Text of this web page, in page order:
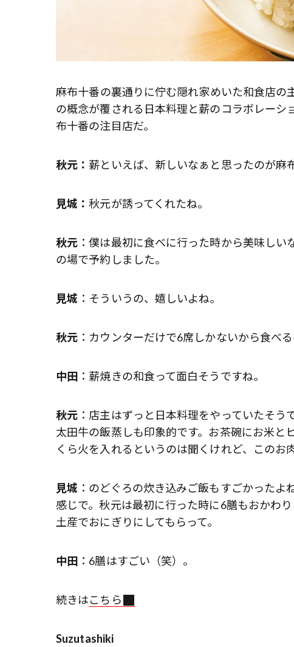
――麻布十番の裏通りに佇む隠れ家めいた和食店
の概念が覆される日本料理と薪のコラボレー
布十番の注目店だ。
秋元： 薪といえば、新しいなぁと思ったのが麻
見城：秋元が誘ってくれたね。
秋元 ：僕は最初に食べに行った時から美味し
の場で予約しました。
見城 ：そういうの、嬉しいよね。
秋元 ：カウンターだけで6席しかないから食べ
中田 ：薪焼きの和食って面白そうですね。
秋元 ：店主はずっと日本料理をやっていたそ
太田牛の飯蒸しも印象的です。お茶碗にお米と
くら火を入れるというのは聞くけれど、このお
見城 ：のどぐろの炊き込みご飯もすごかった
感じで。秋元は最初に行った時に6膳もおかわ
土産でおにぎりにしてもらって。
中田 ：6膳はすごい（笑）。
続きはこちら
Suzutashiki